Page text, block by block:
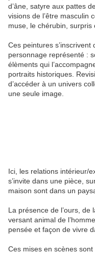
d’âne, satyre aux pattes
visions de l’être masculin
muse, le chérubin, surpris
Ces peintures s’inscrivent
personnage représenté :
élèments qui
portraits historiques.
d’accéder à un univers
une seule image.
Ici, les relations intérieur/
s’invite dans une pièce,
maison sont dans un
La présence de l’ours,
versant animal de
pensée et façon de vivre
Ces mises en scènes